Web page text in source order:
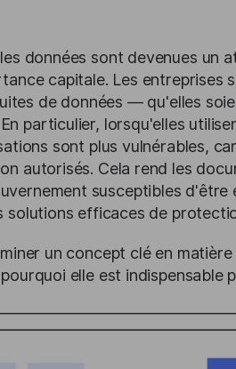
données sont devenues un
capitale. Les entreprises
de données — qu'elles
particulier, lorsqu'elles
sont plus vulnérables,
autorisés. Cela rend les
susceptibles d'être
solutions efficaces de
un concept clé en
elle est indispensable